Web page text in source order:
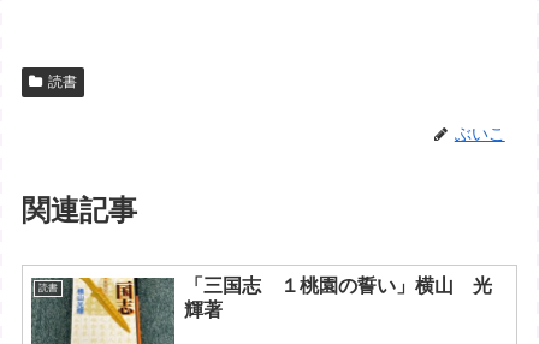
読書
ぶいこ
関連記事
読書
「三国志 １桃園の誓い」横山 光
輝著